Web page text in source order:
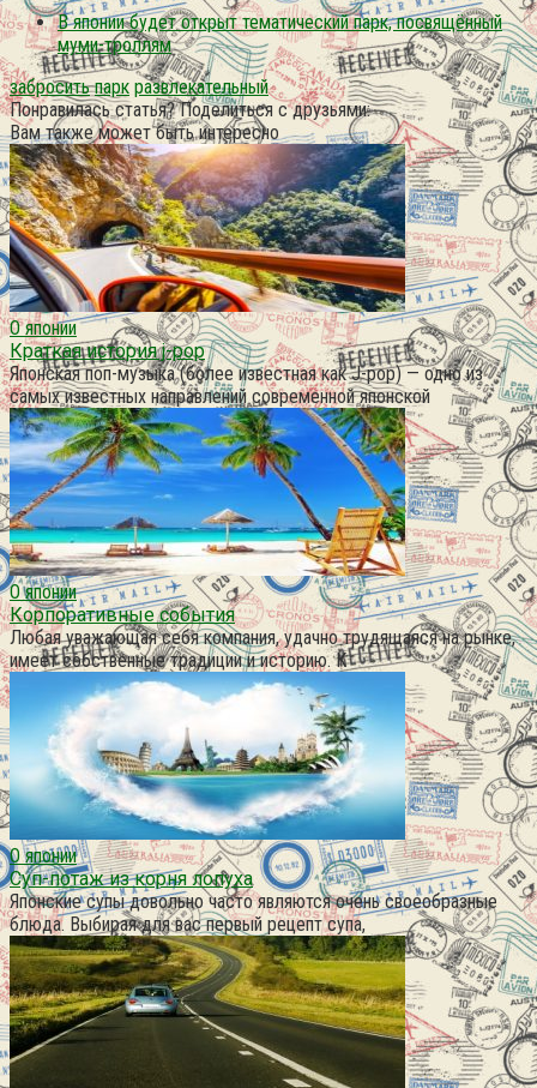
В японии будет открыт тематический парк, посвящённый
муми-троллям
забросить парк развлекательный
Понравилась статья? Поделиться с друзьями:
Вам также может быть интересно
О японии
Краткая история j-pop
Японская поп-музыка (более известная как J-pop) — одно из
самых известных направлений современной японской
О японии
Корпоративные события
Любая уважающая себя компания, удачно трудящаяся на рынке,
имеет собственные традиции и историю. К
О японии
Суп-потаж из корня лопуха
Японские супы довольно часто являются очень своеобразные
блюда. Выбирая для вас первый рецепт супа,